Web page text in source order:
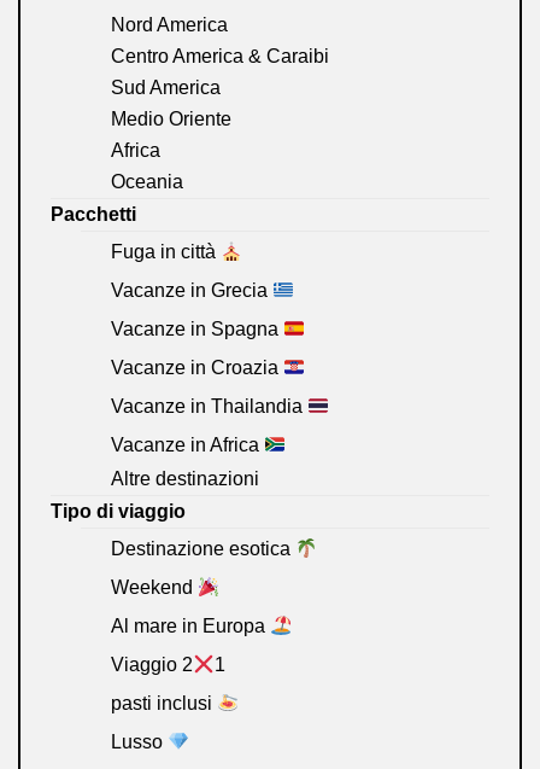
Nord America
Centro America & Caraibi
Sud America
Medio Oriente
Africa
Oceania
Pacchetti
Fuga in città
Vacanze in Grecia
Vacanze in Spagna
Vacanze in Croazia
Vacanze in Thailandia
Vacanze in Africa
Altre destinazioni
Tipo di viaggio
Destinazione esotica
Weekend
Al mare in Europa
Viaggio 2
1
pasti inclusi
Lusso